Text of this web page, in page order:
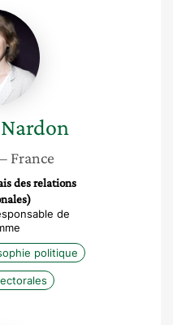
Nardon
– France
des relations
de
politique